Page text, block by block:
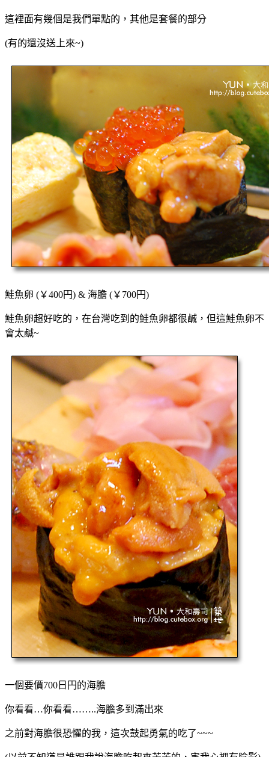
這裡面有幾個是我們單點的，其他是套餐的部分
(有的還沒送上來~)
鮭魚卵 (￥400円) & 海膽 (￥700円)
鮭魚卵超好吃的，在台灣吃到的鮭魚卵都很鹹，但這鮭魚卵不
會太鹹~
一個要價700日円的海膽
你看看…你看看……..海膽多到滿出來
之前對海膽很恐懼的我，這次鼓起勇氣的吃了~~~